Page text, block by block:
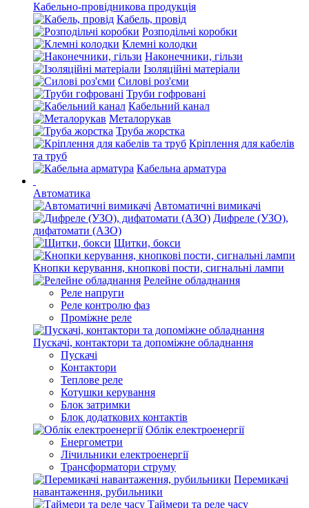
Кабельно-провідникова продукція
Кабель, провід
Розподільчі коробки
Клемні колодки
Наконечники, гільзи
Ізоляційні матеріали
Силові роз'єми
Труби гофровані
Кабельний канал
Металорукав
Труба жорстка
Кріплення для кабелів
та труб
Кабельна арматура
Автоматика
Автоматичні вимикачі
Дифреле (УЗО),
дифатомати (АЗО)
Щитки, бокси
Кнопки керування, кнопкові пости, сигнальні лампи
Релейне обладнання
Реле напруги
Реле контролю фаз
Проміжне реле
Пускачі, контактори та допоміжне обладнання
Пускачі
Контактори
Теплове реле
Котушки керування
Блок затримки
Блок додаткових контактів
Облік електроенергії
Енергометри
Лічильники електроенергії
Трансформатори струму
Перемикачі
навантаження, рубильники
Таймери та реле часу